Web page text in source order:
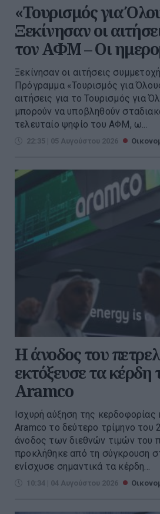
«Τουρισμός για
Ξεκίνησαν οι
τον ΑΦΜ – Οι
Ξεκίνησαν οι αιτήσεις
Πρόγραμμα «Τουρισμός για
αιτήσεις για το Τουρισμός για
μπορούν να υποβληθούν
τελευταίο ψηφίο του ΑΦΜ, ω...
22:35 | 05 Αυγούστου 2026
Η άνοδος του
εκτόξευσε τα κέρδη
Aramco
Ισχυρή αύξηση της
Aramco το δεύτερο τρίμηνο του
άνοδος των διεθνών τιμών του
προκλήθηκε από τη σύγκρουση
ενίσχυσε σημαντικά τα κέρδη...
10:34 | 04 Αυγούστου 2026